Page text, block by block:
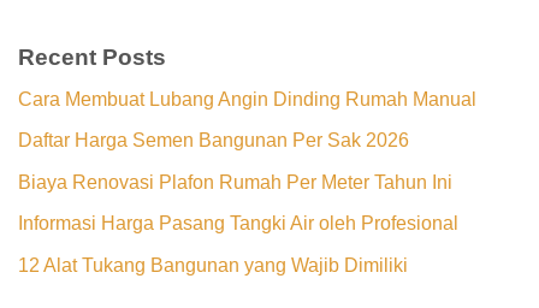
Recent Posts
Cara Membuat Lubang Angin Dinding Rumah Manual
Daftar Harga Semen Bangunan Per Sak 2026
Biaya Renovasi Plafon Rumah Per Meter Tahun Ini
Informasi Harga Pasang Tangki Air oleh Profesional
12 Alat Tukang Bangunan yang Wajib Dimiliki